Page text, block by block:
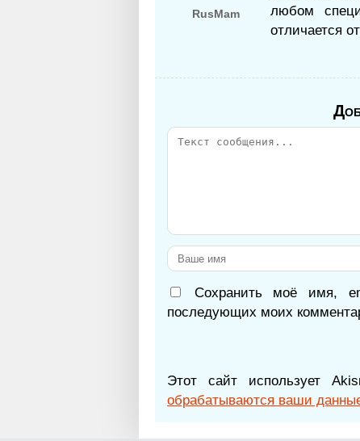
RusMam
любом
отличается
Сохранить моё имя,
последующих моих
Этот сайт использует
обрабатываются ваши